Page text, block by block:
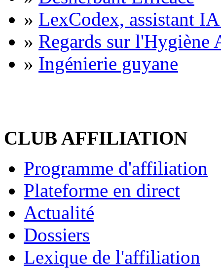
» LexCodex, assistant
» Regards sur l'Hygiène
» Ingénierie guyane
CLUB AFFILIATION
Programme d'affiliation
Plateforme en direct
Actualité
Dossiers
Lexique de l'affiliation